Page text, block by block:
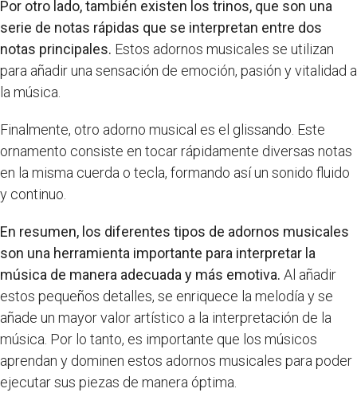
Por otro lado, también existen los trinos, que son una
serie de notas rápidas que se interpretan entre dos
notas principales. Estos adornos musicales se utilizan
para añadir una sensación de emoción, pasión y vitalidad a
la música.
Finalmente, otro adorno musical es el glissando. Este
ornamento consiste en tocar rápidamente diversas notas
en la misma cuerda o tecla, formando así un sonido fluido
y continuo.
En resumen, los diferentes tipos de adornos musicales
son una herramienta importante para interpretar la
música de manera adecuada y más emotiva. Al añadir
estos pequeños detalles, se enriquece la melodía y se
añade un mayor valor artístico a la interpretación de la
música. Por lo tanto, es importante que los músicos
aprendan y dominen estos adornos musicales para poder
ejecutar sus piezas de manera óptima.